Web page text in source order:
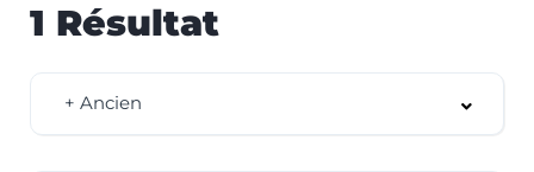
1 Résultat
+ Ancien